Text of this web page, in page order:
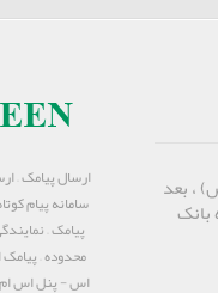
، بعد
بانک
ارسال پیامک –
سامانه پیام
پیامک –
محدوده –
اس - پنل اس